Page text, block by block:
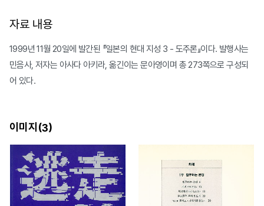
자료 내용
1999년 11월 20일에 발간된 『일본의 현대 지성 3 - 도주론』이다. 발행사는
민음사, 저자는 아사다 아키라, 옮긴이는 문아영이며 총 273쪽으로 구성되
어 있다.
이미지(3)